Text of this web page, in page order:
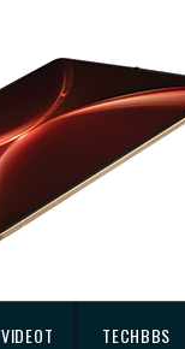
VIDEOT TECHBBS